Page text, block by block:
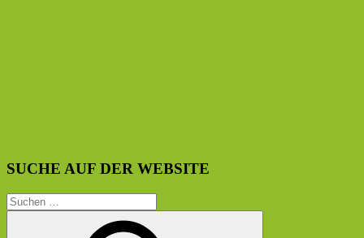
SUCHE AUF DER WEBSITE
Suchen
nach: